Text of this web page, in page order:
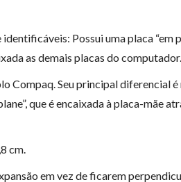
Possui uma placa “em
as demais placas do computador.
Compaq. Seu principal diferencial
que é encaixada à placa-mãe
cm.
em vez de ficarem